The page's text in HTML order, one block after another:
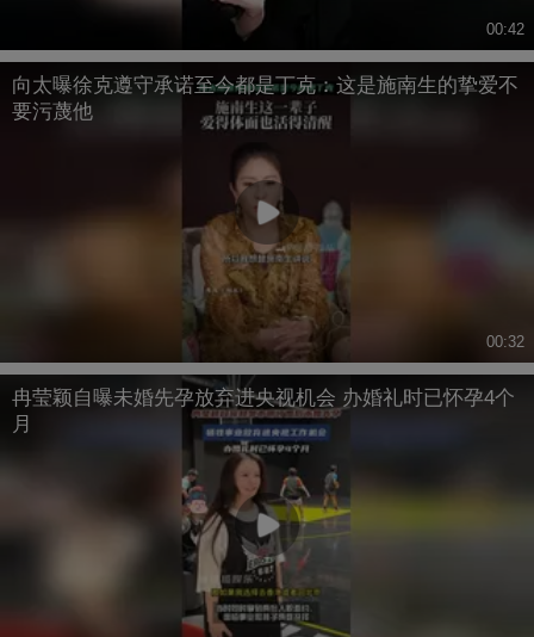
00:42
向太曝徐克遵守承诺至今都是丁克：这是施南生的挚爱不
要污蔑他
00:32
冉莹颖自曝未婚先孕放弃进央视机会 办婚礼时已怀孕4个
月